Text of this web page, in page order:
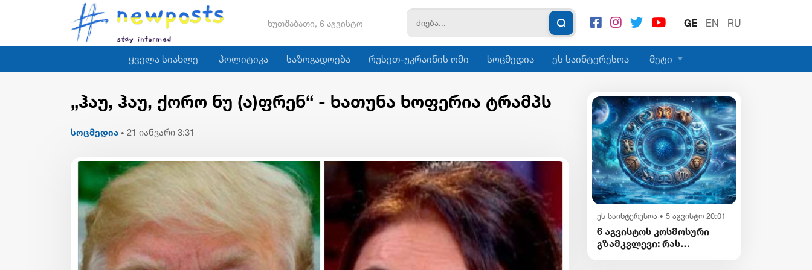
ხუთშაბათი, 6 აგვისტო GE EN RU
ყველა სიახლე პოლიტიკა საზოგადოება რუსეთ-უკრაინის ომი სოცმედია ეს საინტერესოა მეტი
„ჰაუ, ჰაუ, ქორო ნუ (ა)ფრენ“ - ხათუნა ხოფერია ტრამპს
სოცმედია • 21 იანვარი 3:31
ეს საინტერესოა • 5 აგვისტო 20:01
6 აგვისტოს კოსმოსური
გზამკვლევი: რას